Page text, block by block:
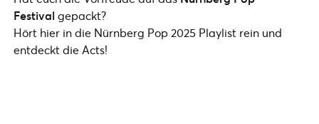
Festival gepackt?
Hört hier in die Nürnberg Pop 2025 Playlist rein und
entdeckt die Acts!